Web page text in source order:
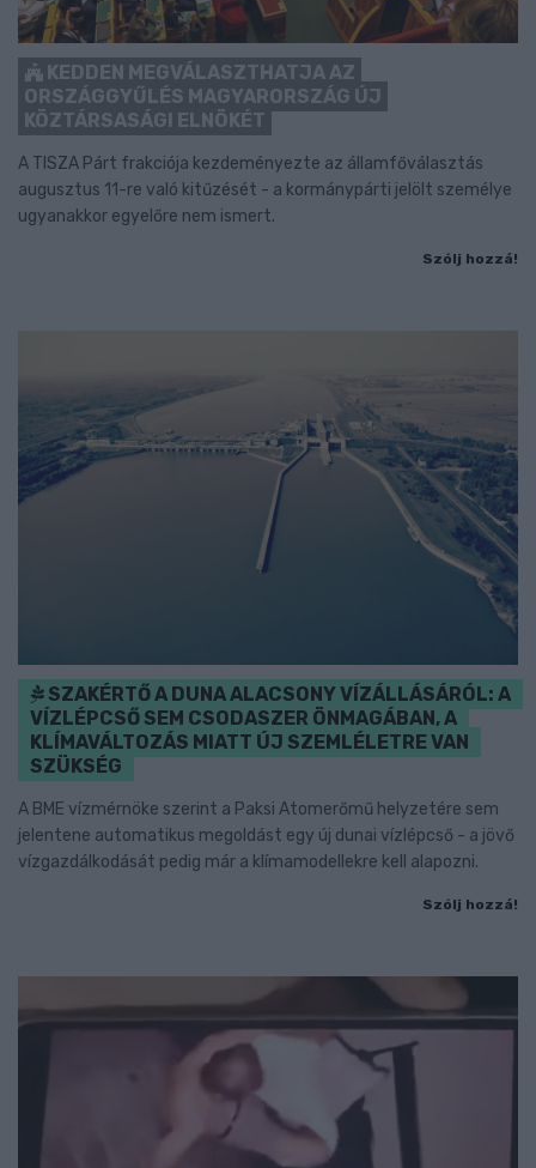
KEDDEN MEGVÁLASZTHATJA AZ
ORSZÁGGYŰLÉS MAGYARORSZÁG ÚJ
KÖZTÁRSASÁGI ELNÖKÉT
A TISZA Párt frakciója kezdeményezte az államfőválasztás
augusztus 11-re való kitűzését - a kormánypárti jelölt személye
ugyanakkor egyelőre nem ismert.
Szólj hozzá!
SZAKÉRTŐ A DUNA ALACSONY VÍZÁLLÁSÁRÓL: A
VÍZLÉPCSŐ SEM CSODASZER ÖNMAGÁBAN, A
KLÍMAVÁLTOZÁS MIATT ÚJ SZEMLÉLETRE VAN
SZÜKSÉG
A BME vízmérnöke szerint a Paksi Atomerőmű helyzetére sem
jelentene automatikus megoldást egy új dunai vízlépcső - a jövő
vízgazdálkodását pedig már a klímamodellekre kell alapozni.
Szólj hozzá!